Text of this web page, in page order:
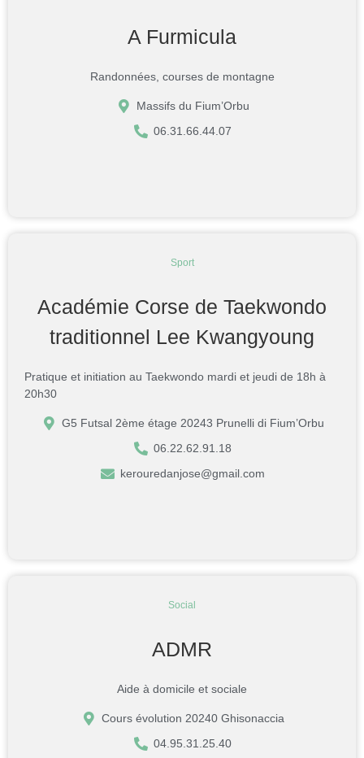
A Furmicula
Randonnées, courses de montagne
Massifs du Fium’Orbu
06.31.66.44.07
Sport
Académie Corse de Taekwondo
traditionnel Lee Kwangyoung
Pratique et initiation au Taekwondo mardi et jeudi de 18h à
20h30
G5 Futsal 2ème étage 20243 Prunelli di Fium’Orbu
06.22.62.91.18
kerouredanjose@gmail.com
Social
ADMR
Aide à domicile et sociale
Cours évolution 20240 Ghisonaccia
04.95.31.25.40